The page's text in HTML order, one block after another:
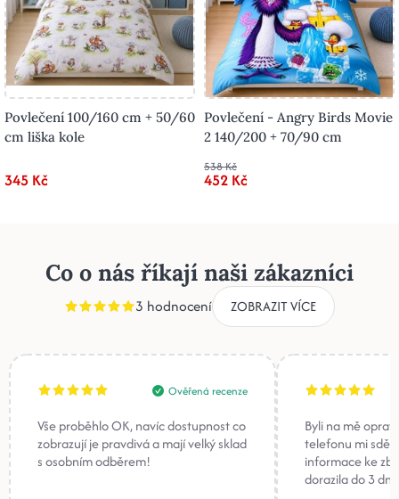
Povlečení 100/160 cm + 50/60
cm liška kole
345 Kč
Povlečení - Angry Birds Movie
2 140/200 + 70/90 cm
538 Kč
452 Kč
Co o nás říkají naši zákazníci
3 hodnocení ZOBRAZIT VÍCE
Ověřená recenze
Vše proběhlo OK, navíc dostupnost co
zobrazují je pravdivá a mají velký sklad
s osobním odběrem!
Byli na mě
telefonu mi
informace ke
dorazila do 3